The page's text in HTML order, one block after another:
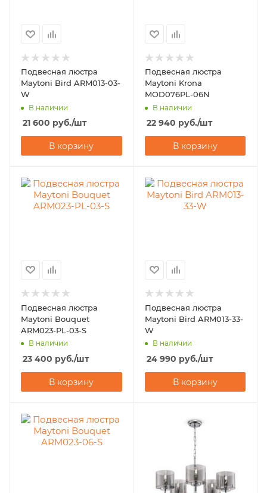
Подвесная люстра
Maytoni Bird ARM013-03-
W
В наличии
21 600 руб./шт
В корзину
Подвесная люстра
Maytoni Krona
MOD076PL-06N
В наличии
22 940 руб./шт
В корзину
Подвесная люстра
Maytoni Bouquet
ARM023-PL-03-S
В наличии
23 400 руб./шт
В корзину
Подвесная люстра
Maytoni Bird ARM013-33-
W
В наличии
24 990 руб./шт
В корзину